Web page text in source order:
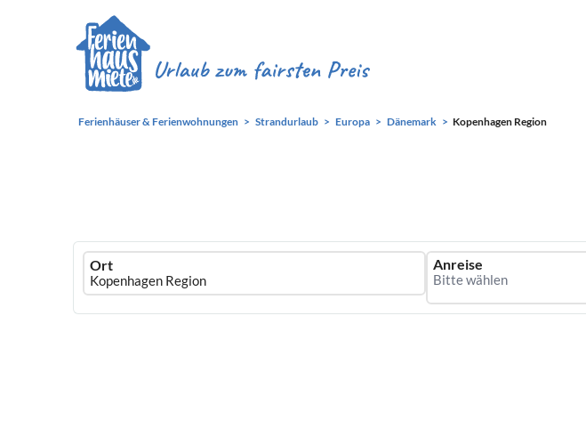
Ferienhäuser & Ferienwohnungen Strandurlaub Europa Dänemark Kopenhagen Region
Ferienhausmiete
logo
Ort Anreise